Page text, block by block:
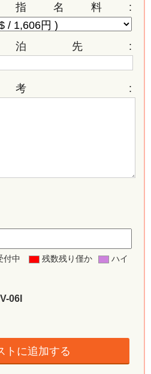
指名料:
泊先:
:
付中 残数残り僅か
ハイ
06I
トに追加する